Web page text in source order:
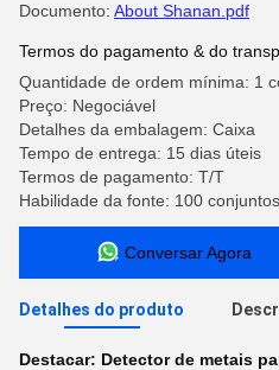
Documento: About Shanan.pdf
Termos do pagamento & do
Quantidade de ordem mínima: 1
Preço: Negociável
Detalhes da embalagem: Caixa
Tempo de entrega: 15 dias úteis
Termos de pagamento: T/T
Habilidade da fonte: 100
Conversar Agora
Detalhes do produto
Destacar: Detector de metais